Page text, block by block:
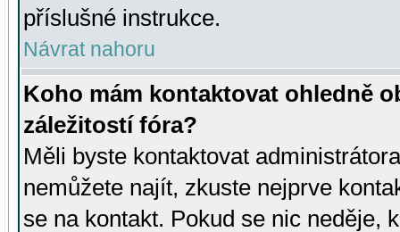
příslušné instrukce.
Návrat nahoru
Koho mám kontaktovat ohledně
záležitostí fóra?
Měli byste kontaktovat
nemůžete najít, zkuste nejprve
se na kontakt. Pokud se nic neděje,